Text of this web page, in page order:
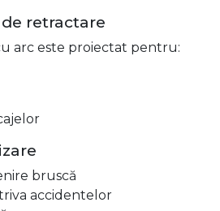
retractare
arc este proiectat pentru:
bruscă
accidentelor